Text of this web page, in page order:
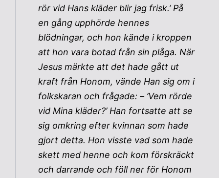
rör vid Hans kläder blir jag frisk.’ På
en gång upphörde hennes
blödningar, och hon kände i kroppen
att hon vara botad från sin plåga. När
Jesus märkte att det hade gått ut
kraft från Honom, vände Han sig om i
folkskaran och frågade: – ’Vem rörde
vid Mina kläder?’ Han fortsatte att se
sig omkring efter kvinnan som hade
gjort detta. Hon visste vad som hade
skett med henne och kom förskräckt
och darrande och föll ner för Honom